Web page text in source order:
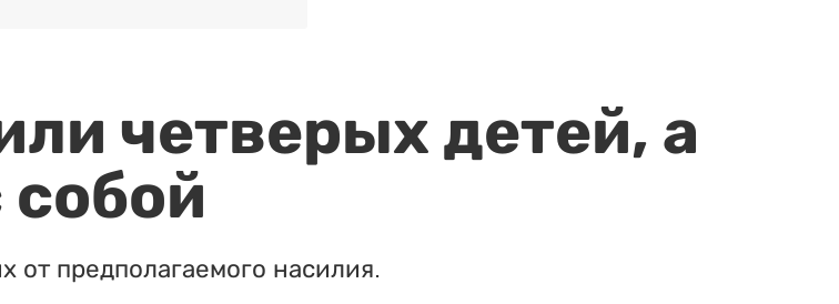
четверых детей, а
от предполагаемого насилия.